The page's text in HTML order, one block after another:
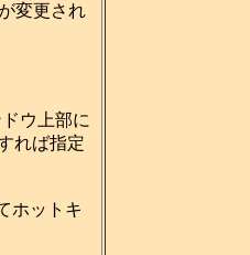
変更され
ウ上部に
れば指定
ホットキ